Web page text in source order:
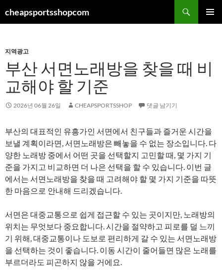
텐
건
cheapsportsshopcom
색
지역광고
부산 서면노래방을 찾을 때 비
교해야 할 기준
2026년 06월 26일 CHEAPSPORTSSHOP 댓글 남기기
부산의 대표적인 유흥가인 서면에서 친구들과 즐거운 시간을
보낼 계획이라면, 서면노래방은 빼놓을 수 없는 장소입니다. 다
양한 노래방 중에서 어떤 곳을 선택할지 고민할 때, 몇 가지 기
준을 가지고 비교하면 더 나은 선택을 할 수 있습니다. 이번 글
에서는 서면노래방을 찾을 때 고려해야 할 몇 가지 기준을 따뜻
한 마음으로 안내해 드리겠습니다.
서면은 대중교통으로 쉽게 접근할 수 있는 곳이지만, 노래방의
위치는 무엇보다 중요합니다. 시간을 절약하고 피로를 덜 느끼
기 위해, 대중교통이나 도보로 편리하게 갈 수 있는 서면노래방
을 선택하는 것이 좋습니다. 이동 시간이 줄어들면 많은 노래를
부르더라도 피곤하지 않을 거에요.